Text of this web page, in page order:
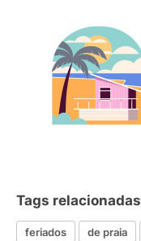
Tags relacionadas
feriados de praia